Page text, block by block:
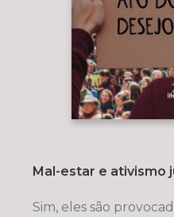
Mal-estar e ativismo
Sim, eles são